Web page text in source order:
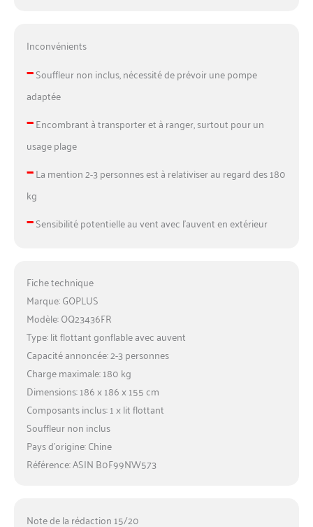
Inconvénients
–Souffleur non inclus, nécessité de prévoir une pompe
adaptée
–Encombrant à transporter et à ranger, surtout pour un
usage plage
–La mention 2-3 personnes est à relativiser au regard des 180
kg
–Sensibilité potentielle au vent avec l’auvent en extérieur
Fiche technique
Marque: GOPLUS
Modèle: OQ23436FR
Type: lit flottant gonflable avec auvent
Capacité annoncée: 2-3 personnes
Charge maximale: 180 kg
Dimensions: 186 x 186 x 155 cm
Composants inclus: 1 x lit flottant
Souffleur non inclus
Pays d’origine: Chine
Référence: ASIN B0F99NW573
Note de la rédaction 15/20